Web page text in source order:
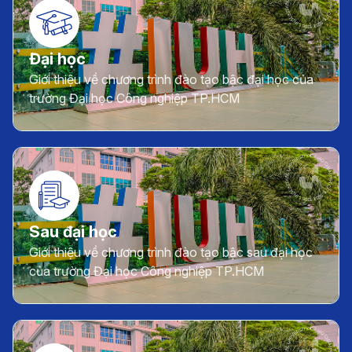
Đại học
Giới thiệu về chương trình đào tạo bậc đại học của
trường Đại học Công nghiệp TP.HCM
Sau đại học
Giới thiệu về chương trình đào tạo bậc sau đại học
của trường Đại học Công nghiệp TP.HCM